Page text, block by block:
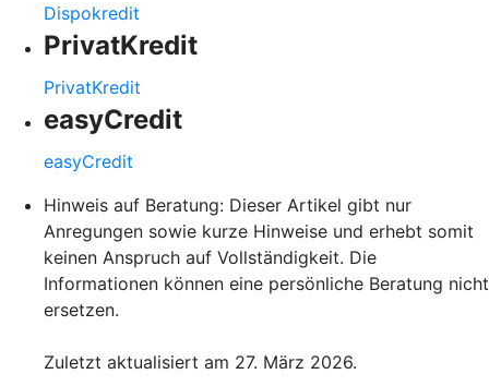
Dispokredit
PrivatKredit
PrivatKredit
easyCredit
easyCredit
Hinweis auf Beratung: Dieser Artikel gibt nur
Anregungen sowie kurze Hinweise und erhebt somit
keinen Anspruch auf Vollständigkeit. Die
Informationen können eine persönliche Beratung nicht
ersetzen.
Zuletzt aktualisiert am 27. März 2026.